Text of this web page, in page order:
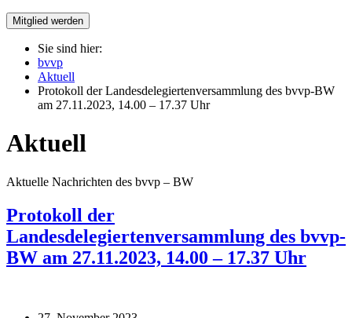
Mitglied werden
Sie sind hier:
bvvp
Aktuell
Protokoll der Landesdelegiertenversammlung des bvvp-BW
am 27.11.2023, 14.00 – 17.37 Uhr
Aktuell
Aktuelle Nachrichten des bvvp – BW
Protokoll der
Landesdelegiertenversammlung des bvvp-
BW am 27.11.2023, 14.00 – 17.37 Uhr